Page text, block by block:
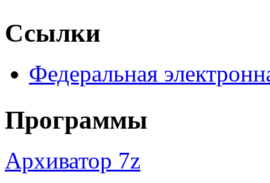
Ссылки
Федеральная
Программы
Архиватор 7z